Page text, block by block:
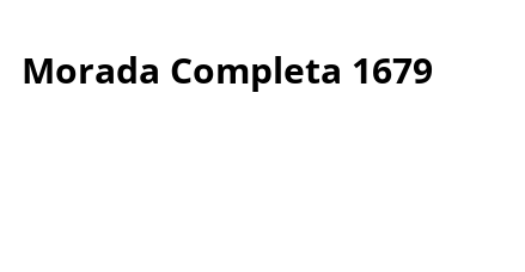
Morada Completa 1679